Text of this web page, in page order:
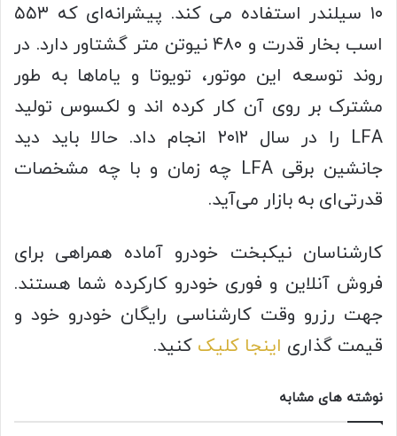
۱۰ سیلندر استفاده می کند.
پیشرانه‌ای که ۵۵۳
اسب بخار قدرت و ۴۸۰ نیوتن متر گشتاور دارد.
در
روند توسعه این موتور، تویوتا و یاماها به طور
مشترک بر روی آن کار کرده اند و لکسوس تولید
LFA را در سال ۲۰۱۲ انجام داد.
حالا باید دید
جانشین برقی LFA چه زمان و با چه مشخصات
قدرتی‌ای به بازار می‌آید.
کارشناسان نیکبخت خودرو آماده همراهی برای
فروش آنلاین و فوری خودرو کارکرده‌ شما هستند.
جهت رزرو وقت کارشناسی رایگان خودرو خود و
قیمت گذاری اینجا کلیک کنید.
نوشته های مشابه